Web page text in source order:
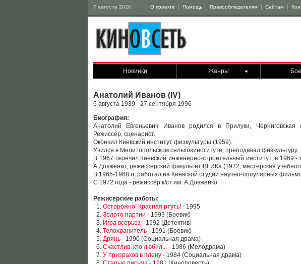
7 августа 2026 О проекте Помощь Правообладателям Сайтам
Новинки Жанры
Анатолий Иванов (IV)
6 августа 1939 - 27 сентября 1996
Биография:
Анатолий Евгеньевич Иванов родился в Прилуки, Черниговская
Режиссёр, сценарист.
Окончил Киевский институт физкультуры (1959).
Учился в Мелитопольском сельхозинституте, преподавал физкультуру.
В 1967 окончил Киевский инженерно-строительный институт, в 1969 -
А.Довженко, режиссёрский факультет ВГИКа (1972, мастерская
В 1965-1968 гг. работал на Киевской студии научно-популярных
С 1972 года - режиссёр к/ст им. А.Довженко.
Режисерские работы:
1. Осторожно! Красная ртуть! - 1995
2. Золото партии - 1993 (Боевик)
3. Игра всерьез - 1992 (Детектив)
4. Телохранитель - 1991 (Боевик)
5. Дрянь - 1990 (Социальная драма)
6. Счастлив, кто любил... - 1986 (Мелодрама)
7. У призраков в плену - 1984 (Социальная драма)